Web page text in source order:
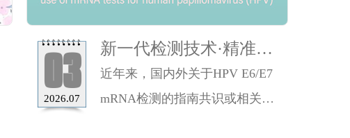
03
2026.07
新一代检测技术·精准守
护女性健康（二）
近年来，国内外关于HPV E6/E7
mRNA检测的指南共识或相关蓝